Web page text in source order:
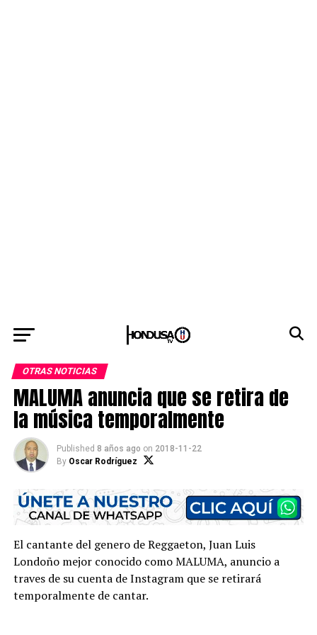
OTRAS NOTICIAS
MALUMA anuncia que se retira de
la música temporalmente
Published 8 años ago on 2018-11-22
By Oscar Rodríguez
El cantante del genero de Reggaeton, Juan Luis
Londoño mejor conocido como MALUMA, anuncio a
traves de su cuenta de Instagram que se retirará
temporalmente de cantar.